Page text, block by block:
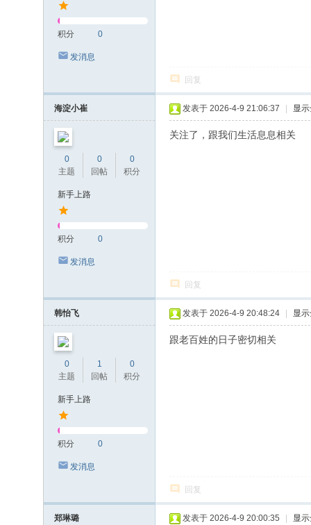
积分 0
发消息
回复
海淀小崔
0
主题
0
回帖
0
积分
新手上路
积分 0
发消息
发表于 2026-4-9 21:06:37 显
关注了，跟我们生活息息相关
回复
韩怡飞
0
主题
1
回帖
0
积分
新手上路
积分 0
发消息
发表于 2026-4-9 20:48:24 显
跟老百姓的日子密切相关
回复
郑琳璐 发表于 2026-4-9 20:00:35 显